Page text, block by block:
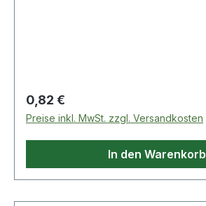
Regulärer Preis:
0,82 €
Preise inkl. MwSt. zzgl. Versandkosten
In den Warenkorb